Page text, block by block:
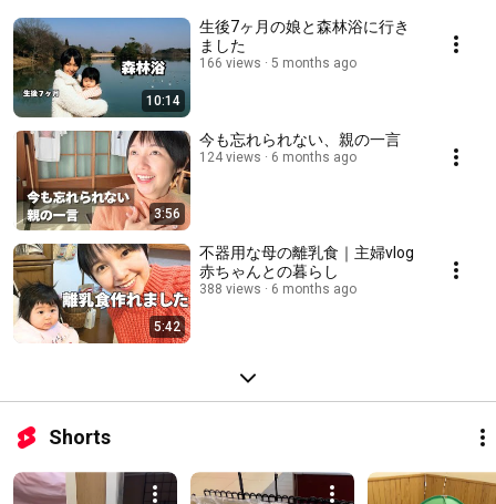
10:14
生後7ヶ月の娘と森林浴に行き
ました
166 views 5 months ago
3:56
今も忘れられない、親の一言
124 views 6 months ago
5:42
不器用な母の離乳食｜主婦vlog
赤ちゃんとの暮らし
388 views 6 months ago
Shorts